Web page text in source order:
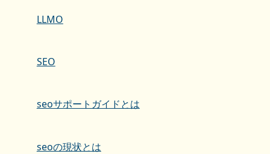
LLMO
SEO
seoサポートガイドとは
seoの現状とは